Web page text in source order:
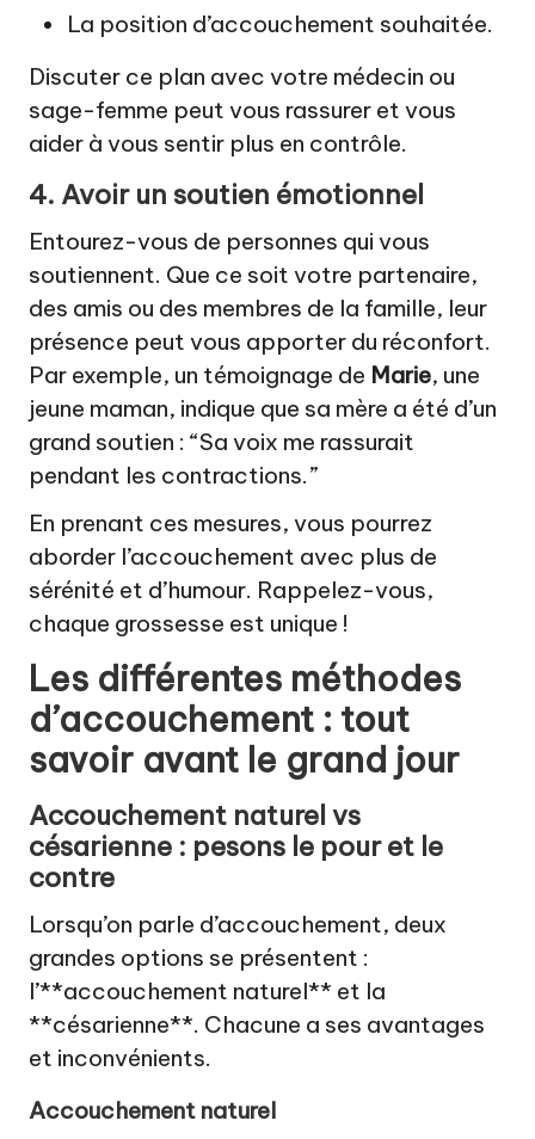
La position d’accouchement souhaitée.
Discuter ce plan avec votre médecin ou
sage-femme peut vous rassurer et vous
aider à vous sentir plus en contrôle.
4. Avoir un soutien émotionnel
Entourez-vous de personnes qui vous
soutiennent. Que ce soit votre partenaire,
des amis ou des membres de la famille, leur
présence peut vous apporter du réconfort.
Par exemple, un témoignage de Marie, une
jeune maman, indique que sa mère a été d’un
grand soutien : “Sa voix me rassurait
pendant les contractions.”
En prenant ces mesures, vous pourrez
aborder l’accouchement avec plus de
sérénité et d’humour. Rappelez-vous,
chaque grossesse est unique !
Les différentes méthodes
d’accouchement : tout
savoir avant le grand jour
Accouchement naturel vs
césarienne : pesons le pour et le
contre
Lorsqu’on parle d’accouchement, deux
grandes options se présentent :
l’**accouchement naturel** et la
**césarienne**. Chacune a ses avantages
et inconvénients.
Accouchement naturel